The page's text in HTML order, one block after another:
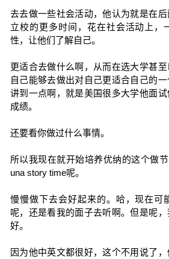
去去做一些社会活动，他认为就是在
立校的更多时间，花在社会活动上，
性，让他们了解自己。
更适合去做什么啊，从而在选大学甚
自己能够去做出对自己更适合自己的
讲到一点啊，就是美国很多大学他面
成绩。
还要看你做过什么事情。
所以我现在就开始培养优纳的这个做
una story time呢。
慢慢做下去会好起来的。哈，现在可
呢，还是看我的面子去听啊。但是呢
好。
因为他中英文都很好，这个不用说了